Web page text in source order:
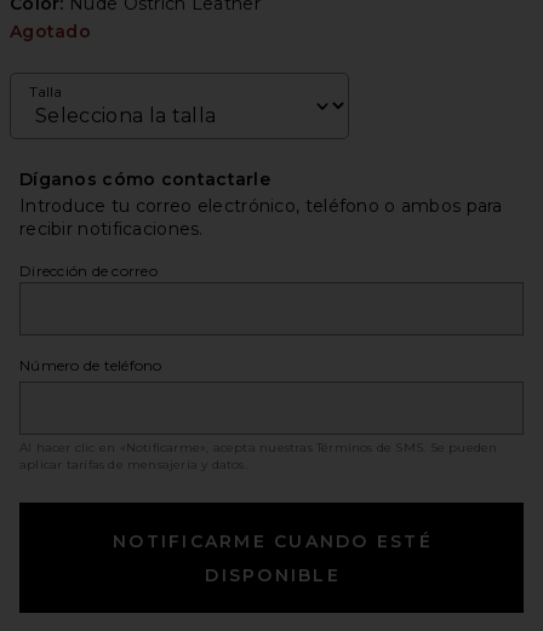
Agotado
Talla
Díganos cómo contactarle
Introduce tu correo electrónico, teléfono o ambos para
recibir notificaciones.
Dirección de correo
Número de teléfono
Al hacer clic en «Notificarme», acepta nuestras Términos de SMS
. Se pueden
aplicar tarifas de mensajería y datos.
NOTIFICARME CUANDO ESTÉ
DISPONIBLE